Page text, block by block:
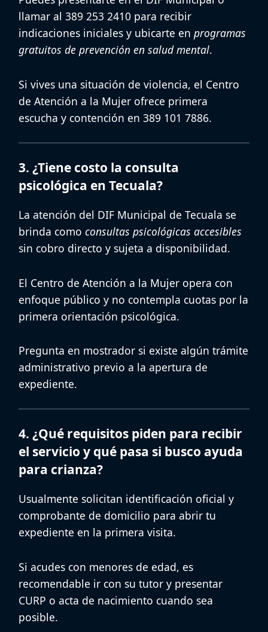
llamar al 389 253 2410 para recibir
indicaciones iniciales y ubicarte en programas
gratuitos de prevención en salud mental.
Si vives una situación de violencia, el Centro
de Atención a la Mujer ofrece primera
escucha y contención en 389 101 7886.
3. ¿Tiene costo la consulta
psicológica en Tecuala?
La atención del DIF Municipal de Tecuala se
brinda como consultas psicológicas accesibles
sin cobro directo y sujeta a disponibilidad.
El Centro de Atención a la Mujer opera con
enfoque público y no contempla cuotas por la
primera orientación psicológica.
Pregunta en mostrador si existe algún trámite
administrativo previo a la apertura de
expediente.
4. ¿Qué requisitos piden para recibir
el servicio y qué pasa si busco ayuda
para crianza?
Usualmente solicitan identificación oficial y
comprobante de domicilio para abrir tu
expediente en la primera visita.
Si acudes con menores de edad, es
recomendable ir con su tutor y presentar
CURP o acta de nacimiento cuando sea
posible.